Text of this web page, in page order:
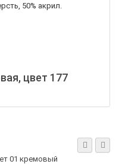
50% акрил.
цвет 177